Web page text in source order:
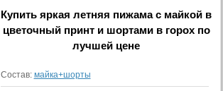
Купитьяркая летняя пижама с майкой в
цветочный принт и шортами в горохпо
лучшей цене
Состав: майка+шорты